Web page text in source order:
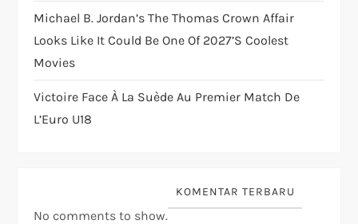
Michael B. Jordan’s The Thomas Crown Affair
Looks Like It Could Be One Of 2027’s Coolest
Movies
Victoire Face À La Suède Au Premier Match De
L’Euro U18
No comments to show.
KOMENTAR TERBARU